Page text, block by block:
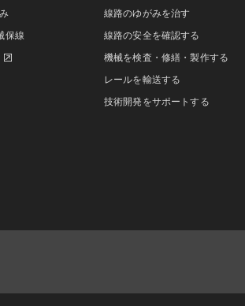
保線
線路のゆがみを治す
線路の安全を確認する
機械を検査・修繕・製作する
レールを輸送する
技術開発をサポートする